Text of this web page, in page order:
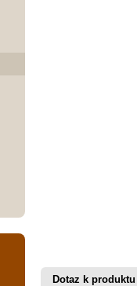
Dotaz k produktu